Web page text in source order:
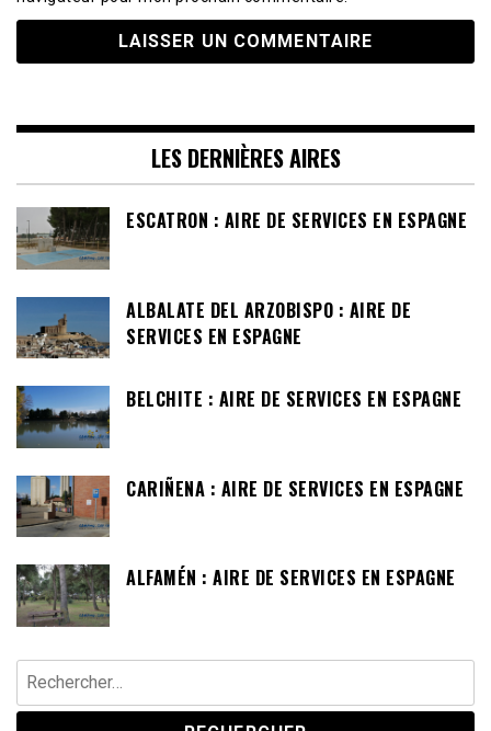
LES DERNIÈRES AIRES
ESCATRON : AIRE DE SERVICES EN ESPAGNE
ALBALATE DEL ARZOBISPO : AIRE DE
SERVICES EN ESPAGNE
BELCHITE : AIRE DE SERVICES EN ESPAGNE
CARIÑENA : AIRE DE SERVICES EN ESPAGNE
ALFAMÉN : AIRE DE SERVICES EN ESPAGNE
Rechercher :